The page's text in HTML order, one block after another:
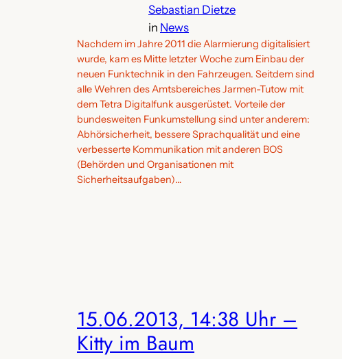
Sebastian Dietze
in News
Nachdem im Jahre 2011 die Alarmierung digitalisiert
wurde, kam es Mitte letzter Woche zum Einbau der
neuen Funktechnik in den Fahrzeugen. Seitdem sind
alle Wehren des Amtsbereiches Jarmen-Tutow mit
dem Tetra Digitalfunk ausgerüstet. Vorteile der
bundesweiten Funkumstellung sind unter anderem:
Abhörsicherheit, bessere Sprachqualität und eine
verbesserte Kommunikation mit anderen BOS
(Behörden und Organisationen mit
Sicherheitsaufgaben)…
15.06.2013, 14:38 Uhr –
Kitty im Baum